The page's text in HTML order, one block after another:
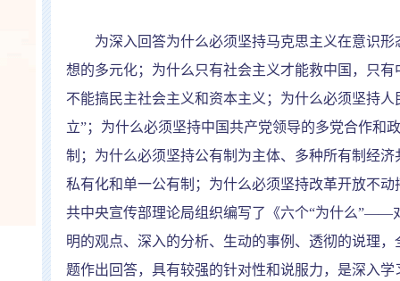
为深入回答为什么必须坚持马克思主义在意识形
想的多元化；为什么只有社会主义才能救中国，只
不能搞民主社会主义和资本主义；为什么必须坚持
立”；为什么必须坚持中国共产党领导的多党合作和
制；为什么必须坚持公有制为主体、多种所有制经
私有化和单一公有制；为什么必须坚持改革开放不
共中央宣传部理论局组织编写了《六个“为什么”——
明的观点、深入的分析、生动的事例、透彻的说理
题作出回答，具有较强的针对性和说服力，是深入